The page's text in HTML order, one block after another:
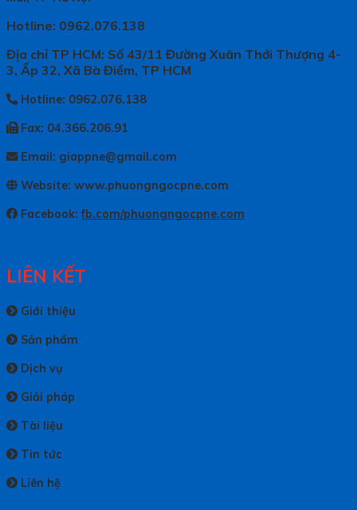
Hotline: 0962.076.138
Địa chỉ TP HCM: Số 43/11 Đường Xuân Thới Thượng 4-
3, Ấp 32, Xã Bà Điểm, TP HCM
Hotline: 0962.076.138
Fax: 04.366.206.91
Email: giappne@gmail.com
Website: www.phuongngocpne.com
Facebook:fb.com/phuongngocpne.com
LIÊN KẾT
Giới thiệu
Sản phẩm
Dịch vụ
Giải pháp
Tài liệu
Tin tức
Liên hệ